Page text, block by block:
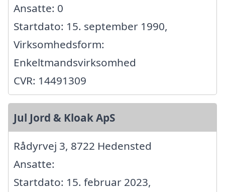
Ansatte: 0
Startdato: 15. september 1990,
Virksomhedsform:
Enkeltmandsvirksomhed
CVR: 14491309
Jul Jord & Kloak ApS
Rådyrvej 3, 8722 Hedensted
Ansatte:
Startdato: 15. februar 2023,